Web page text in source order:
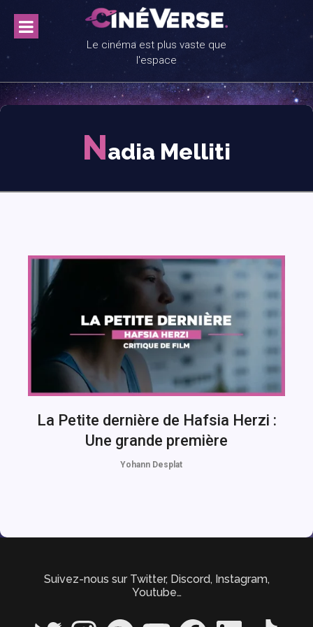
content
Le cinéma est plus vaste que
l'espace
Nadia Melliti
La Petite dernière de Hafsia Herzi :
Une grande première
Yohann Desplat
Suivez-nous sur Twitter, Discord, Instagram,
Youtube…
Twitter InstagramSpotify YouTube FacebookLinkedIn TikTok